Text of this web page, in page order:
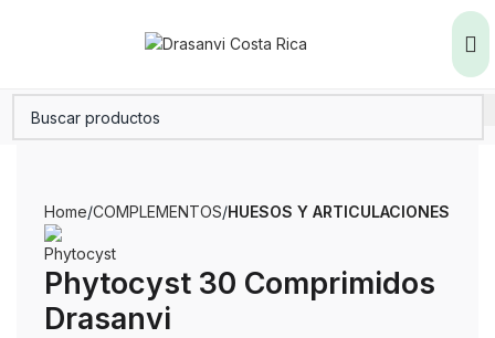
Home COMPLEMENTOS HUESOS Y ARTICULACIONES
Phytocyst 30 Comprimidos
Drasanvi